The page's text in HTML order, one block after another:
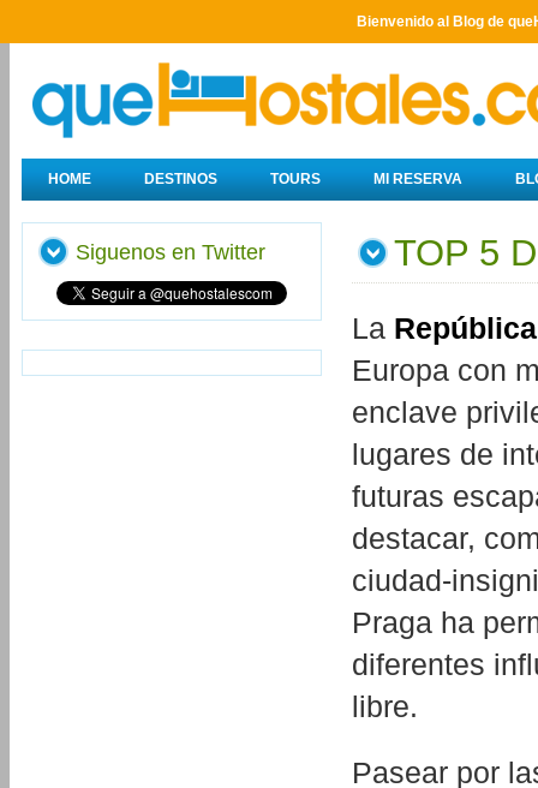
Bienvenido al Blog de
HOME DESTINOS TOURS MI RESERVA
TOP 5
La
Europa con
enclave
lugares de
futuras
destacar,
ciudad-
Praga ha
diferentes
libre.
Pasear por
Siguenos en Twitter